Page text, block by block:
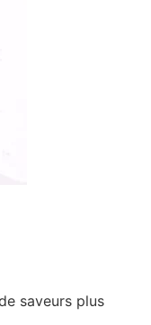
saveurs plus